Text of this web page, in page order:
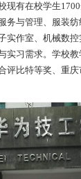
现有在校学生
务与管理、服装
实作室、机械数
实习需求。学校教
评比特等奖、重